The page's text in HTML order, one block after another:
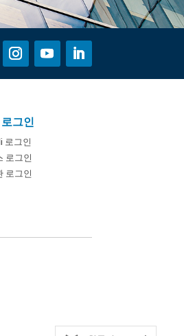
그인
로그인
로그인
로그인